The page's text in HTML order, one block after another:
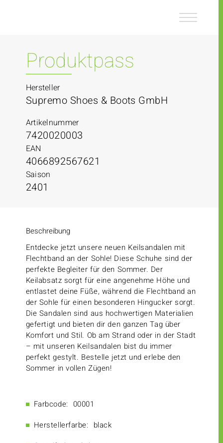
Produktpass
Hersteller
Supremo Shoes & Boots GmbH
Artikelnummer
7420020003
EAN
4066892567621
Saison
2401
Beschreibung
Entdecke jetzt unsere neuen Keilsandalen mit
Flechtband an der Sohle! Diese Schuhe sind der
perfekte Begleiter für den Sommer. Der
Keilabsatz sorgt für eine angenehme Höhe und
entlastet deine Füße, während die Flechtband an
der Sohle für einen besonderen Hingucker sorgt.
Die Sandalen sind aus hochwertigen Materialien
gefertigt und bieten dir den ganzen Tag über
Komfort und Stil. Ob am Strand oder in der Stadt
– mit unseren Keilsandalen bist du immer
perfekt gestylt. Bestelle jetzt und erlebe den
Sommer in vollen Zügen!
Farbcode: 00001
Herstellerfarbe: black